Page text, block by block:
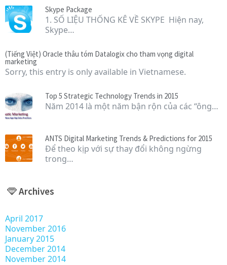
Skype Package
1. SỐ LIỆU THỐNG KÊ VỀ SKYPE Hiện nay,
Skype…
(Tiếng Việt) Oracle thâu tóm Datalogix cho tham vọng digital
marketing
Sorry, this entry is only available in Vietnamese.
Top 5 Strategic Technology Trends in 2015
Năm 2014 là một năm bận rộn của các “ông…
ANTS Digital Marketing Trends & Predictions for 2015
Để theo kịp với sự thay đổi không ngừng
trong…
Archives
April 2017
November 2016
January 2015
December 2014
November 2014